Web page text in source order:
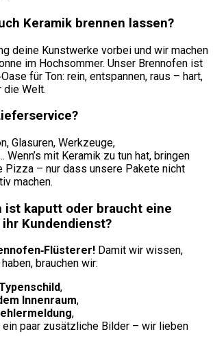
Keramik brennen lassen?
deine Kunstwerke vorbei und wir machen
im Hochsommer. Unser Brennofen ist
für Ton: rein, entspannen, raus – hart,
die Welt.
Glasuren, Werkzeuge,
Wenn’s mit Keramik zu tun hat, bringen
Pizza – nur dass unsere Pakete nicht
machen.
ist kaputt oder braucht eine
Kundendienst?
Damit wir wissen,
brauchen wir:
,
Innenraum,
,
ein paar zusätzliche Bilder – wir lieben